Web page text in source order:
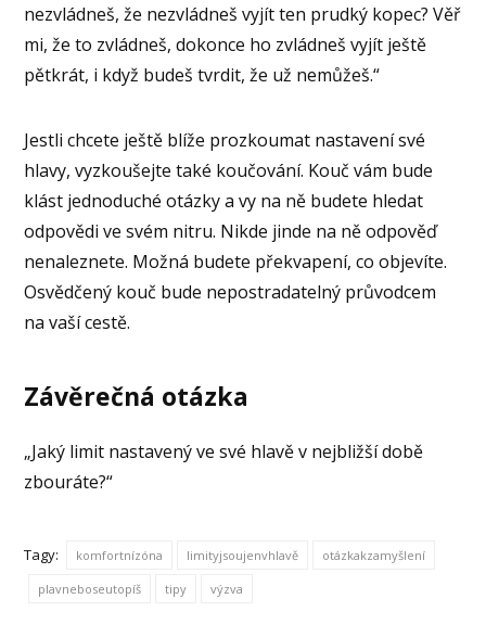
nezvládneš, že nezvládneš vyjít ten prudký kopec? Věř
mi, že to zvládneš, dokonce ho zvládneš vyjít ještě
pětkrát, i když budeš tvrdit, že už nemůžeš.“
Jestli chcete ještě blíže prozkoumat nastavení své
hlavy, vyzkoušejte také koučování. Kouč vám bude
klást jednoduché otázky a vy na ně budete hledat
odpovědi ve svém nitru. Nikde jinde na ně odpověď
nenaleznete. Možná budete překvapení, co objevíte.
Osvědčený kouč bude nepostradatelný průvodcem
na vaší cestě.
Závěrečná otázka
„Jaký limit nastavený ve své hlavě v nejbližší době
zbouráte?“
Tagy: komfortnízóna limityjsoujenvhlavě otázkakzamyšlení
plavneboseutopíš tipy výzva